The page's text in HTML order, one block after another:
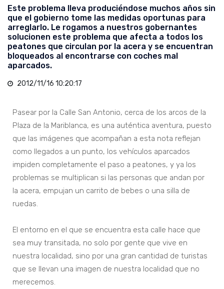
Este problema lleva produciéndose muchos años sin
que el gobierno tome las medidas oportunas para
arreglarlo. Le rogamos a nuestros gobernantes
solucionen este problema que afecta a todos los
peatones que circulan por la acera y se encuentran
bloqueados al encontrarse con coches mal
aparcados.
2012/11/16 10:20:17
Pasear por la Calle San Antonio, cerca de los arcos de la
Plaza de la Mariblanca, es una auténtica aventura, puesto
que las imágenes que acompañan a esta nota reflejan
como llegados a un punto, los vehículos aparcados
impiden completamente el paso a peatones, y ya los
problemas se multiplican si las personas que andan por
la acera, empujan un carrito de bebes o una silla de
ruedas.
El entorno en el que se encuentra esta calle hace que
sea muy transitada, no solo por gente que vive en
nuestra localidad, sino por una gran cantidad de turistas
que se llevan una imagen de nuestra localidad que no
merecemos.